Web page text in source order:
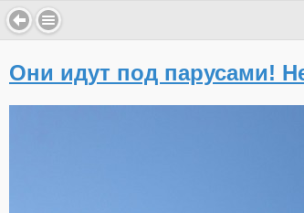
Они идут под парусами!